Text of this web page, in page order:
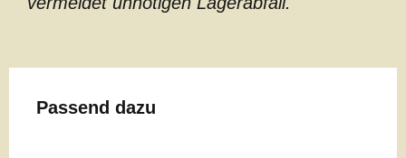
Produktgalerie überspringen
Passend dazu